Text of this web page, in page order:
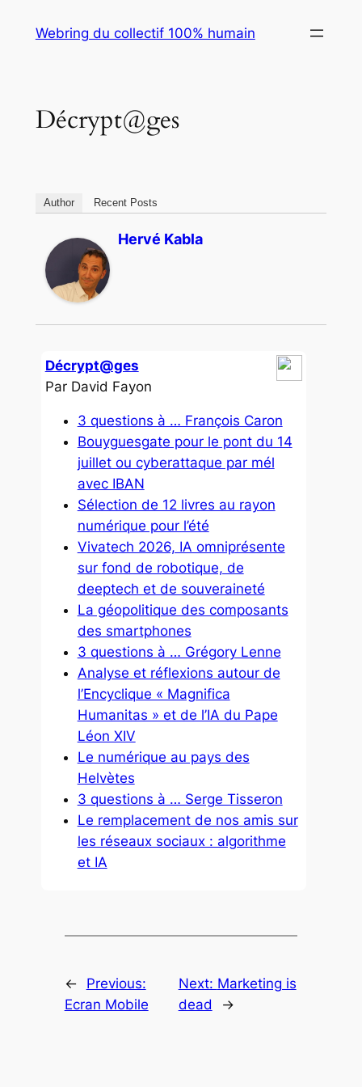
Webring du collectif 100% humain
Décrypt@ges
Author Recent Posts
Hervé Kabla
Décrypt@ges
Par David Fayon
3 questions à … François Caron
Bouyguesgate pour le pont du 14
juillet ou cyberattaque par mél
avec IBAN
Sélection de 12 livres au rayon
numérique pour l’été
Vivatech 2026, IA omniprésente
sur fond de robotique, de
deeptech et de souveraineté
La géopolitique des composants
des smartphones
3 questions à … Grégory Lenne
Analyse et réflexions autour de
l’Encyclique « Magnifica
Humanitas » et de l’IA du Pape
Léon XIV
Le numérique au pays des
Helvètes
3 questions à … Serge Tisseron
Le remplacement de nos amis sur
les réseaux sociaux : algorithme
et IA
←
Previous:
Ecran Mobile
Next: Marketing is
dead
→